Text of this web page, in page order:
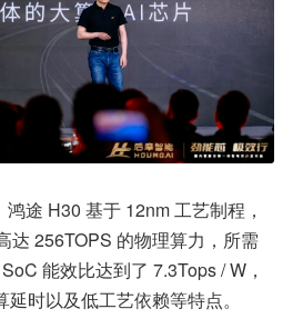
途 H30 基于 12nm 工艺制程，
达 256TOPS 的物理算力，所需
能效比达到了 7.3Tops / W，
时以及低工艺依赖等特点。